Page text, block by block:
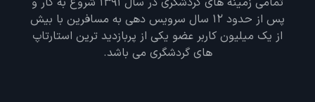
پس از حدود 12 سال سرویس دهی به مسافرین با بیش
از یک میلیون کاربر عضو یکی از پربازدید ترین استارتاپ
های گردشگری می باشد.